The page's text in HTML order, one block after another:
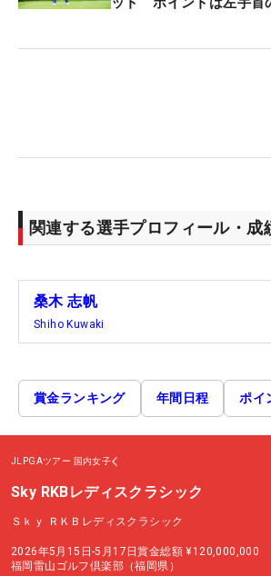
関連する選手プロフィール・成
桑木 志帆
Shiho Kuwaki
賞金ランキング 年間日程 ポイ
JLPGAツアー 国内女子
Sky RKBレディスクラシック
Ｓｋｙ ＲＫＢレディスクラシック
2026年5月15日-5月17日賞金総額 ¥120,000,000
福岡雷山ゴルフ倶楽部（福岡県）